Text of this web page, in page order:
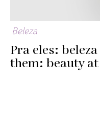
Beleza
Pra eles:
them: beauty